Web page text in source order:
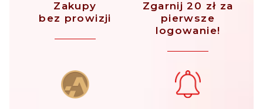
Zakupy
bez prowizji
Zgarnij 20 zł za
pierwsze
logowanie!